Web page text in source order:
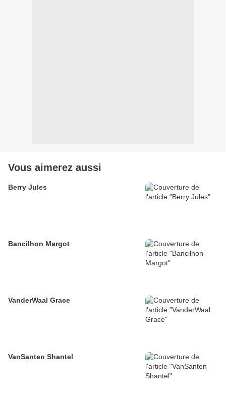
Vous aimerez aussi
Berry Jules
Bancilhon Margot
VanderWaal Grace
VanSanten Shantel